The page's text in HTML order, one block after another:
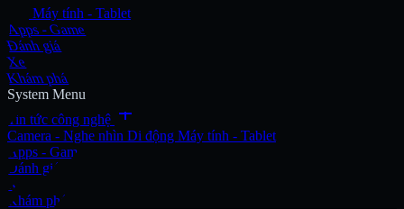
Máy tính - Tablet
Apps - Game
Đánh giá
Xe
Khám phá
System Menu
Tin tức công nghệ add
Camera - Nghe nhìn Di động Máy tính - Tablet
Apps - Game
Đánh giá
Xe
Khám phá